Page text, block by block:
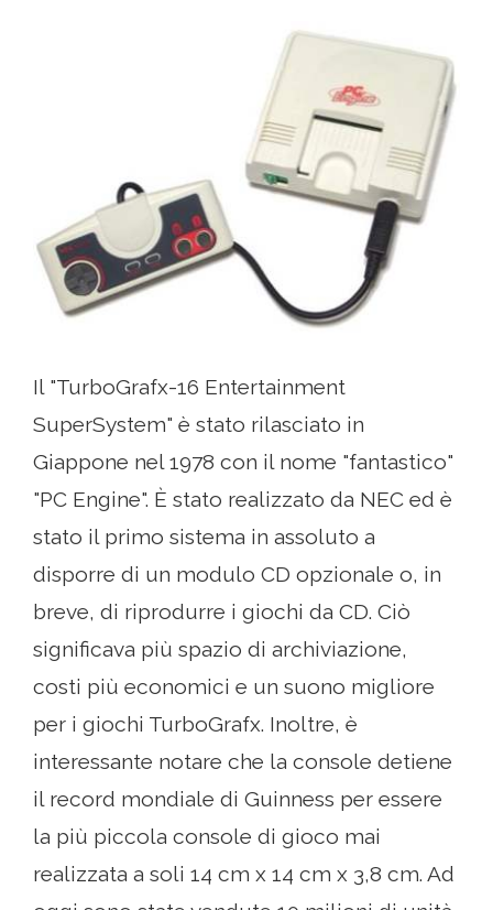
Il "TurboGrafx-16 Entertainment
SuperSystem" è stato rilasciato in
Giappone nel 1978 con il nome "fantastico"
"PC Engine". È stato realizzato da NEC ed è
stato il primo sistema in assoluto a
disporre di un modulo CD opzionale o, in
breve, di riprodurre i giochi da CD. Ciò
significava più spazio di archiviazione,
costi più economici e un suono migliore
per i giochi TurboGrafx. Inoltre, è
interessante notare che la console detiene
il record mondiale di Guinness per essere
la più piccola console di gioco mai
realizzata a soli 14 cm x 14 cm x 3,8 cm. Ad